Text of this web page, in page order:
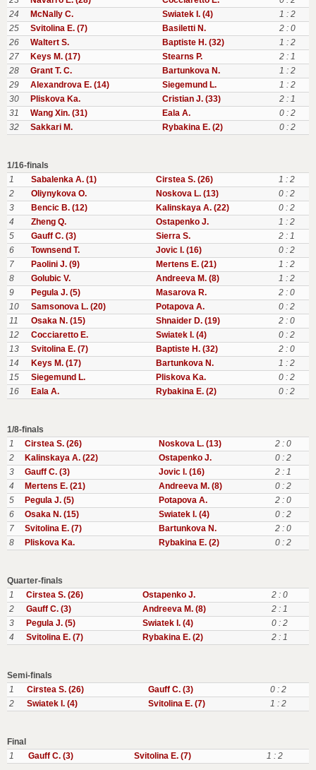
24
McNally C. Swiatek I. (4)
1 : 2
25
Svitolina E. (7) Basiletti N.
2 : 0
26
Waltert S. Baptiste H. (32)
1 : 2
27
Keys M. (17) Stearns P.
2 : 1
28
Grant T. C. Bartunkova N.
1 : 2
29
Alexandrova E. (14) Siegemund L.
1 : 2
30
Pliskova Ka. Cristian J. (33)
2 : 1
31
Wang Xin. (31) Eala A.
0 : 2
32
Sakkari M. Rybakina E. (2) 0 : 2
1/16-finals
1
Sabalenka A. (1) Cirstea S. (26)
1 : 2
2
Oliynykova O. Noskova L. (13)
0 : 2
3
Bencic B. (12) Kalinskaya A. (22)
0 : 2
4
Zheng Q. Ostapenko J.
1 : 2
5
Gauff C. (3) Sierra S.
2 : 1
6
Townsend T. Jovic I. (16)
0 : 2
7
Paolini J. (9) Mertens E. (21)
1 : 2
8
Golubic V. Andreeva M. (8)
1 : 2
9
Pegula J. (5) Masarova R.
2 : 0
10
Samsonova L. (20) Potapova A.
0 : 2
11
Osaka N. (15) Shnaider D. (19)
2 : 0
12
Cocciaretto E. Swiatek I. (4)
0 : 2
13
Svitolina E. (7) Baptiste H. (32)
2 : 0
14
Keys M. (17) Bartunkova N.
1 : 2
15
Siegemund L. Pliskova Ka.
0 : 2
16
Eala A. Rybakina E. (2) 0 : 2
1/8-finals
1
Cirstea S. (26) Noskova L. (13)
2 : 0
2
Kalinskaya A. (22) Ostapenko J.
0 : 2
3
Gauff C. (3) Jovic I. (16)
2 : 1
4
Mertens E. (21) Andreeva M. (8)
0 : 2
5
Pegula J. (5) Potapova A.
2 : 0
6
Osaka N. (15) Swiatek I. (4)
0 : 2
7
Svitolina E. (7) Bartunkova N.
2 : 0
8
Pliskova Ka. Rybakina E. (2) 0 : 2
Quarter-finals
1
Cirstea S. (26) Ostapenko J.
2 : 0
2
Gauff C. (3) Andreeva M. (8)
2 : 1
3
Pegula J. (5) Swiatek I. (4)
0 : 2
4
Svitolina E. (7) Rybakina E. (2) 2 : 1
Semi-finals
1
Cirstea S. (26) Gauff C. (3)
0 : 2
2
Swiatek I. (4) Svitolina E. (7) 1 : 2
Final
1
Gauff C. (3) Svitolina E. (7) 1 : 2